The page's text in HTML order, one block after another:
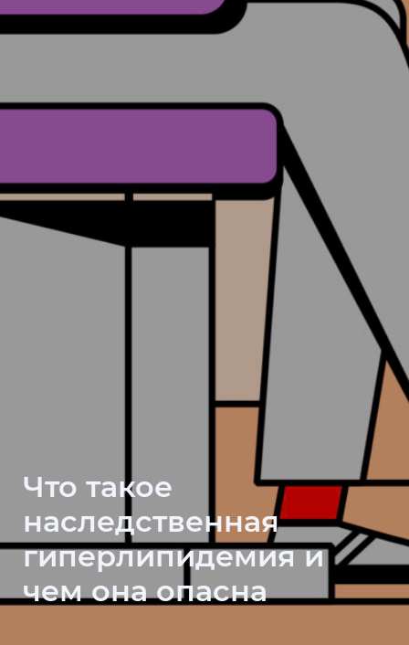
Что такое
наследственная
гиперлипидемия и
чем она опасна